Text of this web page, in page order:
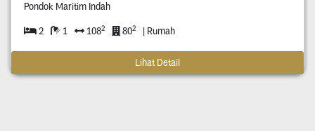
Pondok Maritim Indah
2 1 1082 802 | Rumah
Lihat Detail